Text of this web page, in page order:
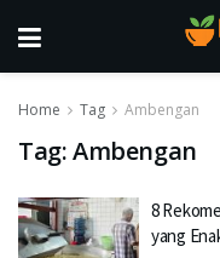
Home Tag Ambengan
Tag:Ambengan
8
yang